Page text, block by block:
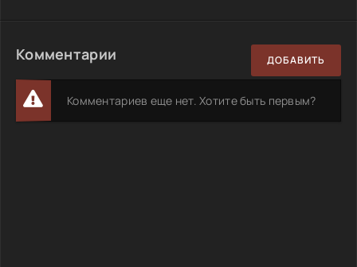
Комментарии ДОБАВИТЬ
Комментариев еще нет. Хотите быть первым?